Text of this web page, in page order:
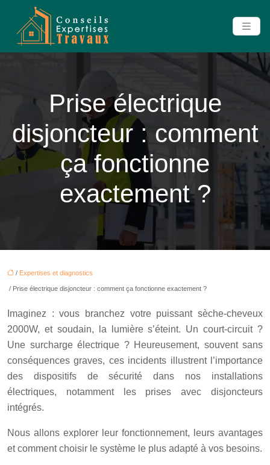
Prise électrique
disjoncteur : comment
ça fonctionne
exactement ?
/ Expertises et diagnostics
/ Prise électrique disjoncteur : comment ça fonctionne exactement ?
Imaginez : vous branchez votre puissant sèche-cheveux
2000W, et soudain, la lumière s’éteint. Un court-circuit ?
Une surcharge électrique ? Heureusement, souvent sans
conséquences graves, ces incidents illustrent l’importance
des dispositifs de sécurité dans nos installations
électriques, notamment les prises avec disjoncteurs
intégrés.
Nous allons explorer leur fonctionnement, leurs avantages
et comment choisir le système le plus adapté à vos besoins.